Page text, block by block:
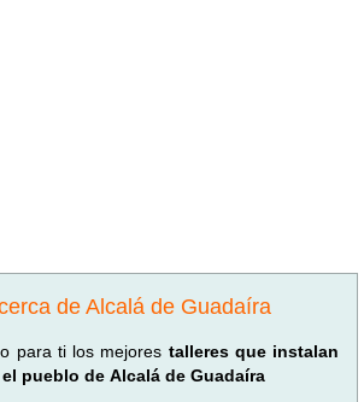
de Alcalá de Guadaíra
para ti los mejores talleres que instalan
pueblo de Alcalá de Guadaíra